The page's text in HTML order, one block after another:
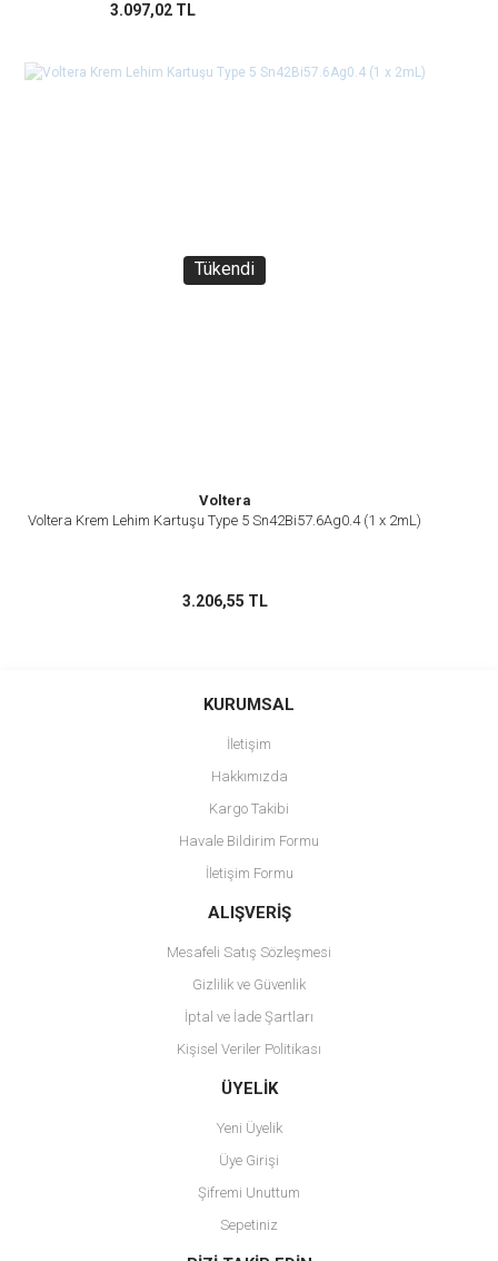
3.097,02 TL
Tükendi
Voltera
Voltera Krem Lehim Kartuşu Type 5 Sn42Bi57.6Ag0.4 (1 x 2mL)
3.206,55 TL
KURUMSAL
İletişim
Hakkımızda
Kargo Takibi
Havale Bildirim Formu
İletişim Formu
ALIŞVERİŞ
Mesafeli Satış Sözleşmesi
Gizlilik ve Güvenlik
İptal ve İade Şartları
Kişisel Veriler Politikası
ÜYELİK
Yeni Üyelik
Üye Girişi
Şifremi Unuttum
Sepetiniz